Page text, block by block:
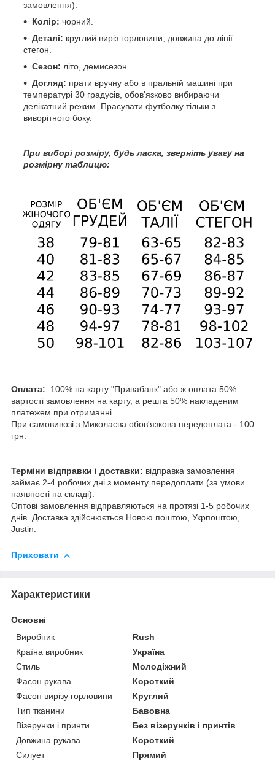
замовлення).
Колір: чорний.
Деталі: круглий виріз горловини, довжина до лінії
стегон.
Сезон: літо, демисезон.
Догляд: прати вручну або в пральній машині при
температурі 30 градусів, обов'язково вибираючи
делікатний режим. Прасувати футболку тільки з
виворітного боку.
При виборі розміру, будь ласка, зверніть увагу на
розмірну таблицю:
Оплата:
100% на карту "Привабанк" або ж оплата 50%
вартості замовлення на карту, а решта 50% накладеним
платежем при отриманні.
При самовивозі з Миколаєва обов'язкова передоплата - 100
грн.
Терміни відправки і доставки: відправка замовлення
займає 2-4 робочих дні з моменту передоплати (за умови
наявності на складі).
Оптові замовлення відправляються на протязі 1-5 робочих
днів. Доставка здійснюється Новою поштою, Укрпоштою,
Justin.
Приховати
Характеристики
Основні
Виробник
Rush
Країна виробник
Україна
Стиль
Молодіжний
Фасон рукава
Короткий
Фасон вирізу горловини
Круглий
Тип тканини
Бавовна
Візерунки і принти
Без візерунків і принтів
Довжина рукава
Короткий
Силует
Прямий